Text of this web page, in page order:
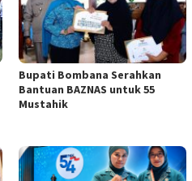
Bupati Bombana Serahkan
Bantuan BAZNAS untuk 55
Mustahik